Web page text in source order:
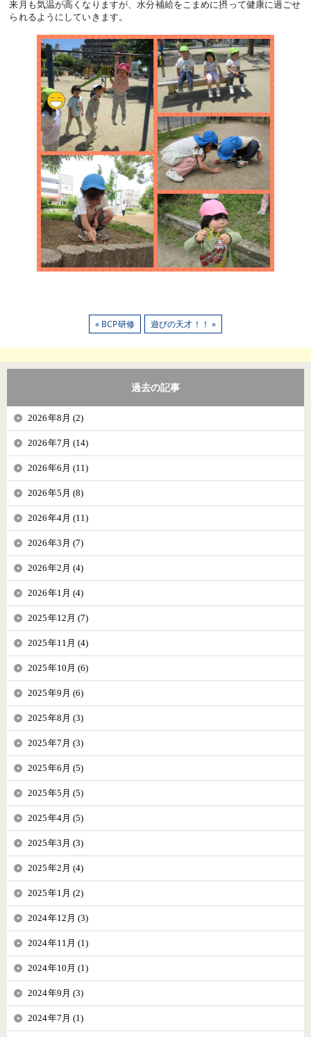
来月も気温が高くなりますが、水分補給をこまめに摂って健康に過ごせ
られるようにしていきます。
« BCP研修 遊びの天才！！ »
過去の記事
2026年8月 (2)
2026年7月 (14)
2026年6月 (11)
2026年5月 (8)
2026年4月 (11)
2026年3月 (7)
2026年2月 (4)
2026年1月 (4)
2025年12月 (7)
2025年11月 (4)
2025年10月 (6)
2025年9月 (6)
2025年8月 (3)
2025年7月 (3)
2025年6月 (5)
2025年5月 (5)
2025年4月 (5)
2025年3月 (3)
2025年2月 (4)
2025年1月 (2)
2024年12月 (3)
2024年11月 (1)
2024年10月 (1)
2024年9月 (3)
2024年7月 (1)